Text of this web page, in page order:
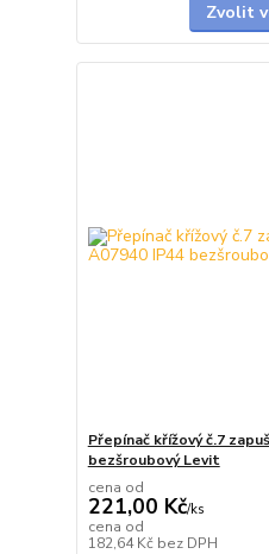
Zvolit
Přepínač křížový č.7
bezšroubový Levit
cena od
221,00 Kč/ks
cena od
182,64 Kč bez DPH